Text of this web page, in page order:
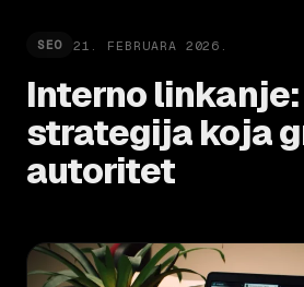
SEO 21. FEBRUARA 2026.
Interno linkanje:
strategija koja
autoritet